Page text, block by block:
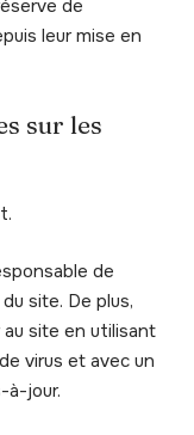
de
leur mise en
sur les
de
site. De plus,
au site en utilisant
virus et avec un
à-jour.